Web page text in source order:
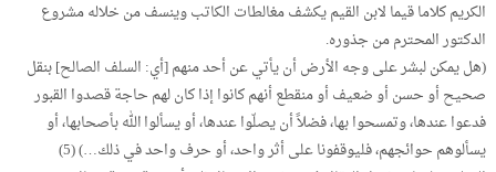
الكريم كلاما قيما لابن القيم يكشف مغالطات الكاتب وينسف من خلاله مشروع
الدكتور المحترم من جذوره.
(هل يمكن لبشر على وجه الأرض أن يأتي عن أحد منهم [أي: السلف الصالح] بنقل
صحيح أو حسن أو ضعيف أو منقطع أنهم كانوا إذا كان لهم حاجة قصدوا القبور
فدعوا عندها، وتمسحوا بها، فضلاً أن يصلّوا عندها، أو يسألوا الله بأصحابها، أو
يسألوهم حوائجهم، فليوقفونا على أثر واحد، أو حرف واحد في ذلك…) (5)